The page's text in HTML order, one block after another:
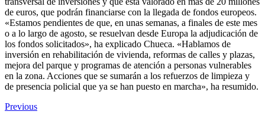
El espíritu de este programa es similar al plan de acción Revive
Bruil, ya presentado hace unos meses, que tiene una estructura
transversal de inversiones y que está valorado en más de 20 millones
de euros, que podrán financiarse con la llegada de fondos europeos.
«Estamos pendientes de que, en unas semanas, a finales de este mes
o a lo largo de agosto, se resuelvan desde Europa la adjudicación de
los fondos solicitados», ha explicado Chueca. «Hablamos de
inversión en rehabilitación de vivienda, reformas de calles y plazas,
mejora del parque y programas de atención a personas vulnerables
en la zona. Acciones que se sumarán a los refuerzos de limpieza y
de presencia policial que ya se han puesto en marcha», ha resumido.